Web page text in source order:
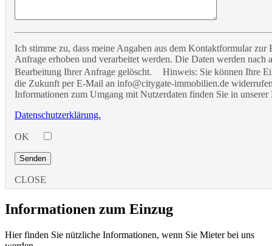
Ich stimme zu, dass meine Angaben aus dem Kontaktformular zur
Anfrage erhoben und verarbeitet werden. Die Daten werden nach
Bearbeitung Ihrer Anfrage gelöscht. Hinweis: Sie können Ihre
die Zukunft per E-Mail an info@citygate-immobilien.de
Informationen zum Umgang mit Nutzerdaten finden Sie in unserer
Datenschutzerklärung.
OK
CLOSE
Informationen zum Einzug
Hier finden Sie nützliche Informationen, wenn Sie Mieter bei uns